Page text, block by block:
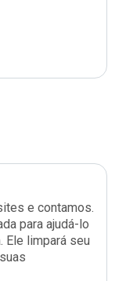
e contamos.
para ajudá-lo
Ele limpará seu